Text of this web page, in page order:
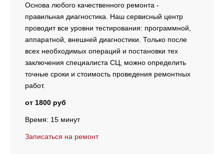
Основа любого качественного ремонта -
правильная диагностика. Наш сервисный центр
проводит все уровни тестирования: программной,
аппаратной, внешней диагностики. Только после
всех необходимых операций и постановки тех
заключения специалиста СЦ, можно определить
точные сроки и стоимость проведения ремонтных
работ.
от 1800 руб
Время: 15 минут
Записаться на ремонт